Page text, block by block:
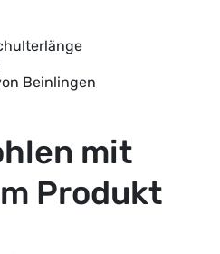
Beinlingen
mit
Produkt